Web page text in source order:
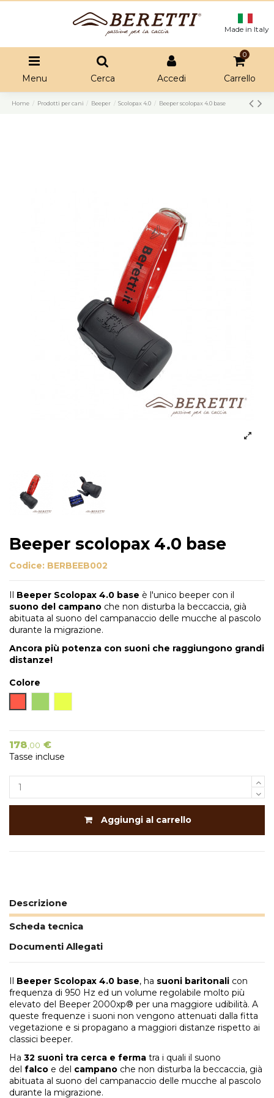
Made in Italy
Menu Cerca Accedi
0
Carrello
Home Prodotti per cani Beeper Scolopax 4.0 Beeper scolopax 4.0 base
Beeper scolopax 4.0 base
Codice: BERBEEB002
Il Beeper Scolopax 4.0 base è l'unico beeper con il
suono del campano che non disturba la beccaccia, già
abituata al suono del campanaccio delle mucche al pascolo
durante la migrazione.
Ancora più potenza con suoni che raggiungono grandi
distanze!
Colore
178,00 €
Tasse incluse
Aggiungi al carrello
Descrizione
Scheda tecnica
Documenti Allegati
Il Beeper Scolopax 4.0 base, ha suoni baritonali con
frequenza di 950 Hz ed un volume regolabile molto più
elevato del Beeper 2000xp® per una maggiore udibilità. A
queste frequenze i suoni non vengono attenuati dalla fitta
vegetazione e si propagano a maggiori distanze rispetto ai
classici beeper.
Ha 32 suoni tra cerca e ferma tra i quali il suono
del falco e del campano che non disturba la beccaccia, già
abituata al suono del campanaccio delle mucche al pascolo
durante la migrazione.